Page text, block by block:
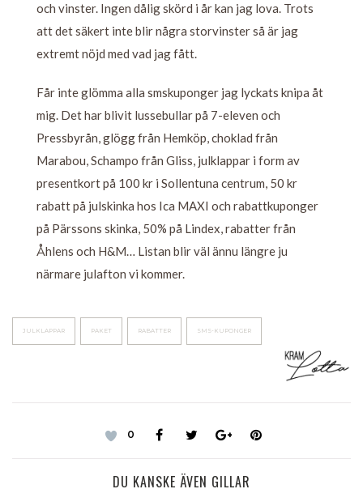
och vinster. Ingen dålig skörd i år kan jag lova. Trots
att det säkert inte blir några storvinster så är jag
extremt nöjd med vad jag fått.
Får inte glömma alla smskuponger jag lyckats knipa åt
mig. Det har blivit lussebullar på 7-eleven och
Pressbyrån, glögg från Hemköp, choklad från
Marabou, Schampo från Gliss, julklappar i form av
presentkort på 100 kr i Sollentuna centrum, 50 kr
rabatt på julskinka hos Ica MAXI och rabattkuponger
på Pärssons skinka, 50% på Lindex, rabatter från
Åhlens och H&M… Listan blir väl ännu längre ju
närmare julafton vi kommer.
JULKLAPPAR PAKET RABATTER SMS-KUPONGER
0
DU KANSKE ÄVEN GILLAR